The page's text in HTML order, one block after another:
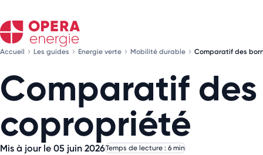
Accueil Les guides Energie verte Mobilité durable Comparatif des
Comparatif
copropriété
Mis à jour le 05 juin 2026Temps de lecture : 6 min